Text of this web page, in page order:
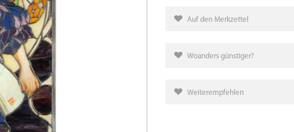
Auf den Merkzettel
Woanders günstiger?
Weiterempfehlen